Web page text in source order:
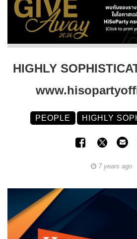
HIGHLY
PEOPLE HIGHLY
7 years ago